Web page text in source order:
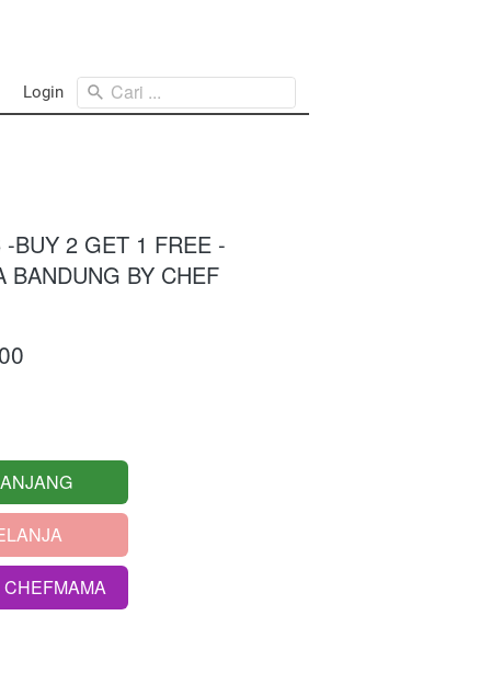
Login Cari ...
BUY 2 GET 1 FREE -
BANDUNG BY CHEF